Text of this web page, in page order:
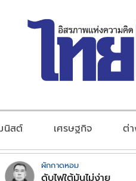
นิสต์ เศรษฐกิจ ต่า
ผักกาดหอม
ดับไฟใต้มันไม่ง่าย